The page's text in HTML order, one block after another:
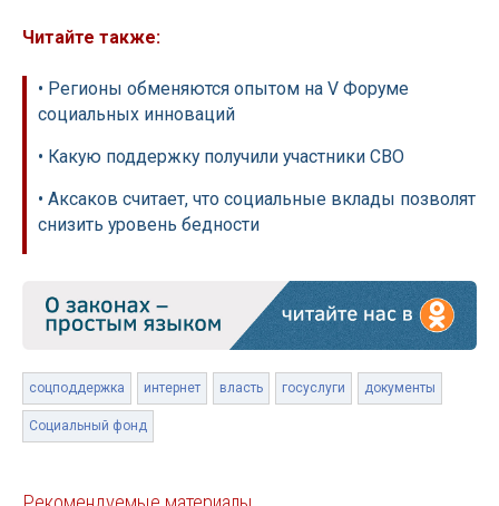
Читайте также:
• Регионы обменяются опытом на V Форуме
социальных инноваций
• Какую поддержку получили участники СВО
• Аксаков считает, что социальные вклады позволят
снизить уровень бедности
соцподдержка интернет власть госуслуги документы
Социальный фонд